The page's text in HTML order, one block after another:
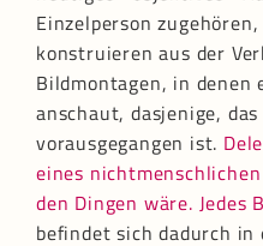
Einzelperson
konstruieren aus der
Bildmontagen, in denen
anschaut, dasjenige,
vorausgegangen ist.
eines
den Dingen wäre. Jedes
befindet sich dadurch